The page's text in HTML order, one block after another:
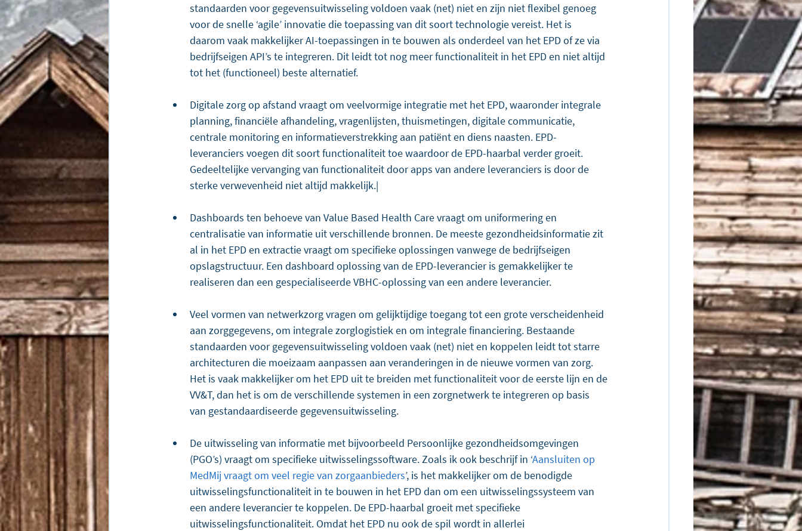
standaarden voor gegevensuitwisseling voldoen vaak (net) niet en zijn niet flexibel genoeg
voor de snelle ‘agile’ innovatie die toepassing van dit soort technologie vereist. Het is
daarom vaak makkelijker AI-toepassingen in te bouwen als onderdeel van het EPD of ze via
bedrijfseigen API’s te integreren. Dit leidt tot nog meer functionaliteit in het EPD en niet altijd
tot het (functioneel) beste alternatief.
Digitale zorg op afstand vraagt om veelvormige integratie met het EPD, waaronder integrale
planning, financiële afhandeling, vragenlijsten, thuismetingen, digitale communicatie,
centrale monitoring en informatieverstrekking aan patiënt en diens naasten. EPD-
leveranciers voegen dit soort functionaliteit toe waardoor de EPD-haarbal verder groeit.
Gedeeltelijke vervanging van functionaliteit door apps van andere leveranciers is door de
sterke verwevenheid niet altijd makkelijk.|
Dashboards ten behoeve van Value Based Health Care vraagt om uniformering en
centralisatie van informatie uit verschillende bronnen. De meeste gezondheidsinformatie zit
al in het EPD en extractie vraagt om specifieke oplossingen vanwege de bedrijfseigen
opslagstructuur. Een dashboard oplossing van de EPD-leverancier is gemakkelijker te
realiseren dan een gespecialiseerde VBHC-oplossing van een andere leverancier.
Veel vormen van netwerkzorg vragen om gelijktijdige toegang tot een grote verscheidenheid
aan zorggegevens, om integrale zorglogistiek en om integrale financiering. Bestaande
standaarden voor gegevensuitwisseling voldoen vaak (net) niet en koppelen leidt tot starre
architecturen die moeizaam aanpassen aan veranderingen in de nieuwe vormen van zorg.
Het is vaak makkelijker om het EPD uit te breiden met functionaliteit voor de eerste lijn en de
VV&T, dan het is om de verschillende systemen in een zorgnetwerk te integreren op basis
van gestandaardiseerde gegevensuitwisseling.
De uitwisseling van informatie met bijvoorbeeld Persoonlijke gezondheidsomgevingen
(PGO’s) vraagt om specifieke uitwisselingssoftware. Zoals ik ook beschrijf in ‘Aansluiten op
MedMij vraagt om veel regie van zorgaanbieders’, is het makkelijker om de benodigde
uitwisselingsfunctionaliteit in te bouwen in het EPD dan om een uitwisselingssysteem van
een andere leverancier te koppelen. De EPD-haarbal groeit met specifieke
uitwisselingsfunctionaliteit. Omdat het EPD nu ook de spil wordt in allerlei